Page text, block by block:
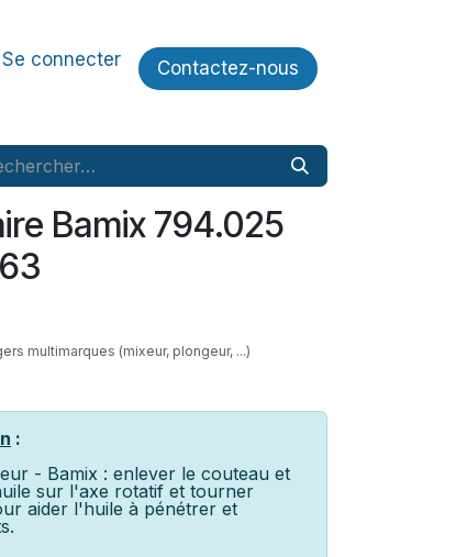
Se connecter Contactez​​-nous
Bamix 794.025
multimarques (mixeur, plongeur, ...)
:
- Bamix : enlever le couteau et
sur l'axe rotatif et tourner
aider l'huile à pénétrer et